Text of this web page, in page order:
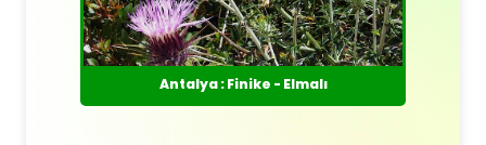
Antalya : Finike - Elmalı